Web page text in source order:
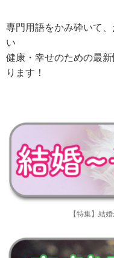
専門用語をかみ砕いて
い
健康・幸せのための最
ります！
【特集】結